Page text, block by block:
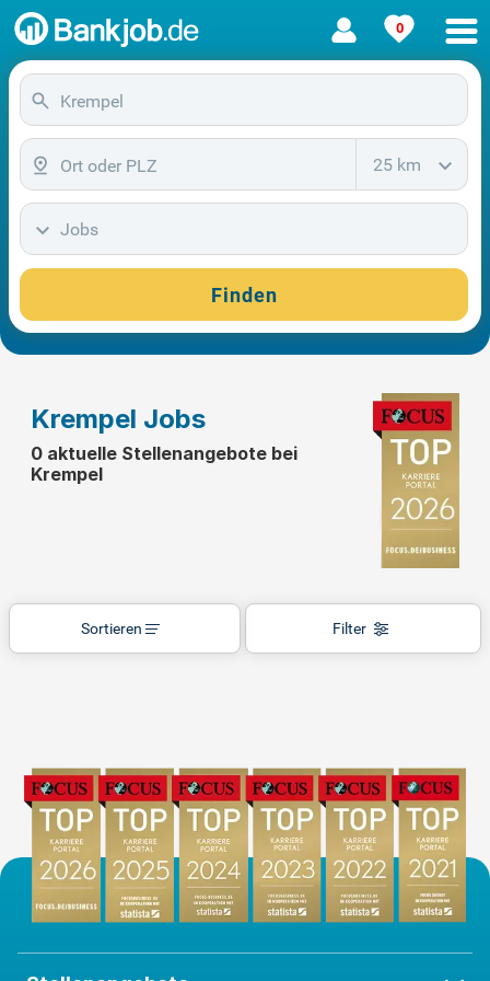
0
25 km
Jobs
Finden
Krempel Jobs
0 aktuelle Stellenangebote bei
Krempel
Filter
Sortieren